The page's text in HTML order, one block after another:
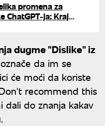
promena za
ChatGPT-ja: Kraj
dugme "Dislike" iz
da im se
će moći da koriste
recommend this
dali do znanja kakav